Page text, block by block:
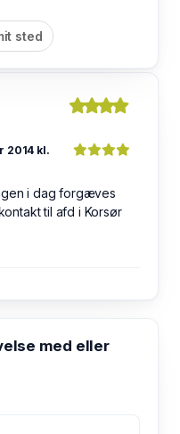
sted
2014 kl.
i dag forgæves
til afd i Korsør
med eller